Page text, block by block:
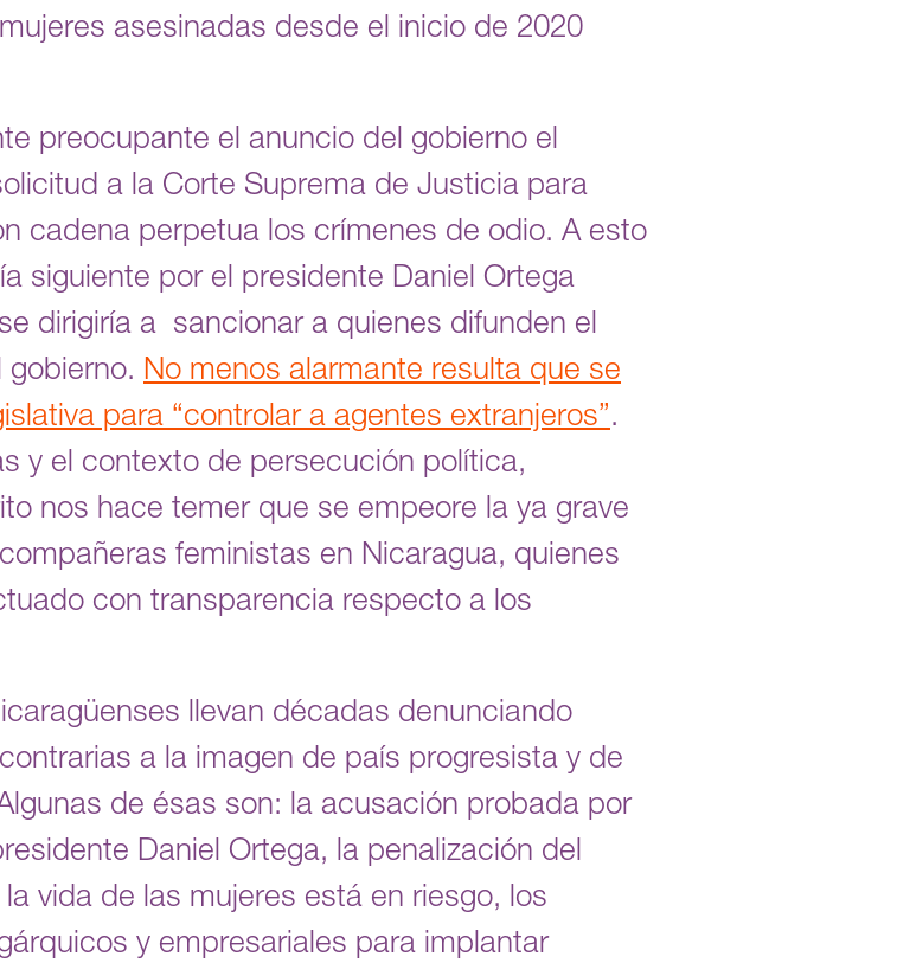
asesinadas desde el inicio de 2020
preocupante el anuncio del gobierno el
a la Corte Suprema de Justicia para
cadena perpetua los crímenes de odio. A esto
siguiente por el presidente Daniel Ortega
dirigiría a sancionar a quienes difunden el
No menos alarmante resulta que se
para “controlar a agentes extranjeros”.
y el contexto de persecución política,
nos hace temer que se empeore la ya grave
feministas en Nicaragua, quienes
con transparencia respecto a los
llevan décadas denunciando
a la imagen de país progresista y de
de ésas son: la acusación probada por
Daniel Ortega, la penalización del
vida de las mujeres está en riesgo, los
y empresariales para implantar